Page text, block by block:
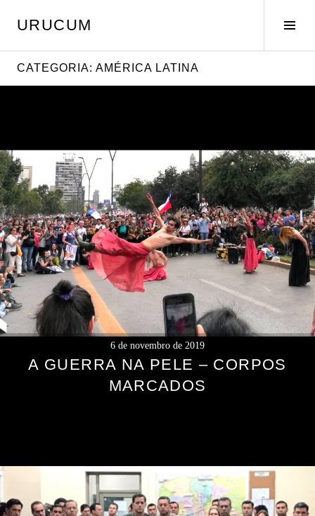
paraURUCUM
CATEGORIA: AMÉRICA LATINA
6 de novembro de 2019
A GUERRA NA PELE – CORPOS
MARCADOS